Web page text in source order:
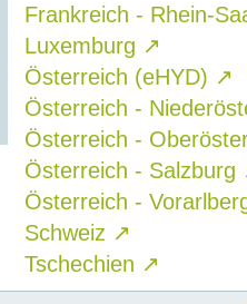
Frankreich - Rhein-
Luxemburg ↗
Österreich (eHYD) ↗
Österreich -
Österreich -
Österreich - Salzburg
Österreich -
Schweiz ↗
Tschechien ↗